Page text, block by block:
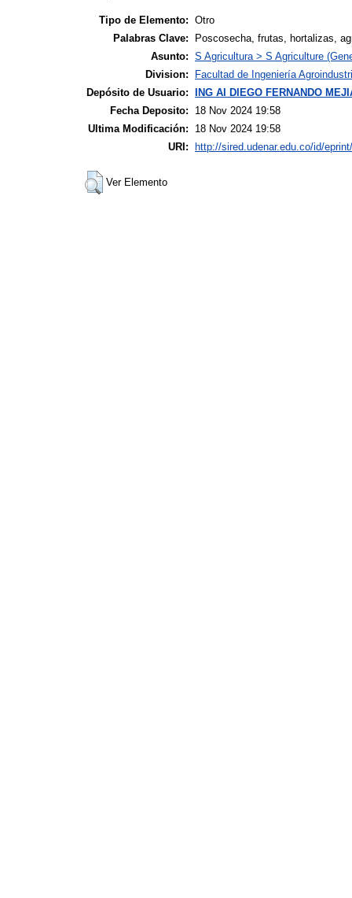
Tipo de Elemento: Otro
Palabras Clave:
Poscosecha, frutas, hortalizas,
Asunto: S Agricultura > S Agriculture
Division:
Facultad de Ingeniería
Depósito de Usuario: ING AI DIEGO FERNANDO
Fecha Deposito:
18 Nov 2024 19:58
Ultima Modificación:
18 Nov 2024 19:58
URI: http://sired.udenar.edu.co/id/
Ver Elemento